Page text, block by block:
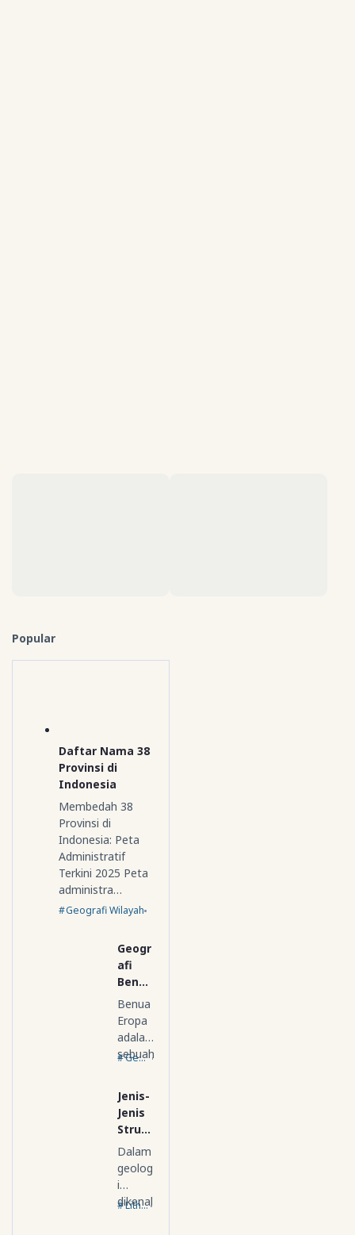
Popular
Daftar Nama 38
Provinsi di
Indonesia
Membedah 38
Provinsi di
Indonesia: Peta
Administratif
Terkini 2025 Peta
administra…
Geografi Wilayah
Geogr
afi
Benua
Eropa
Benua
Eropa
adalah
sebuah
yang
bera…
Geografi Regional Dunia
Jenis-
Jenis
Strukt
ur
Geolo
gi
Dalam
geolog
i
dikenal
Lithosfer